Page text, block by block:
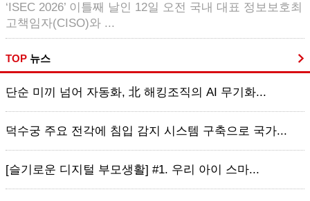
‘ISEC 2026’ 이틀째 날인 12일 오전 국내 대표 정보보호최
고책임자(CISO)와 ...
TOP 뉴스
단순 미끼 넘어 자동화, 北 해킹조직의 AI 무기화...
덕수궁 주요 전각에 침입 감지 시스템 구축으로 국가...
[슬기로운 디지털 부모생활] #1. 우리 아이 스마...